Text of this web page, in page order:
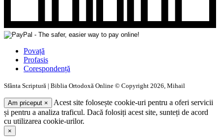
Povață
Profasis
Corespondență
Sfânta Scriptură | Biblia Ortodoxă Online © Copyright 2026, Mihail
Am priceput ×
Acest site folosește cookie-uri pentru a oferi servicii
și pentru a analiza traficul. Dacă folosiți acest site, sunteți de acord
cu utilizarea cookie-urilor.
×